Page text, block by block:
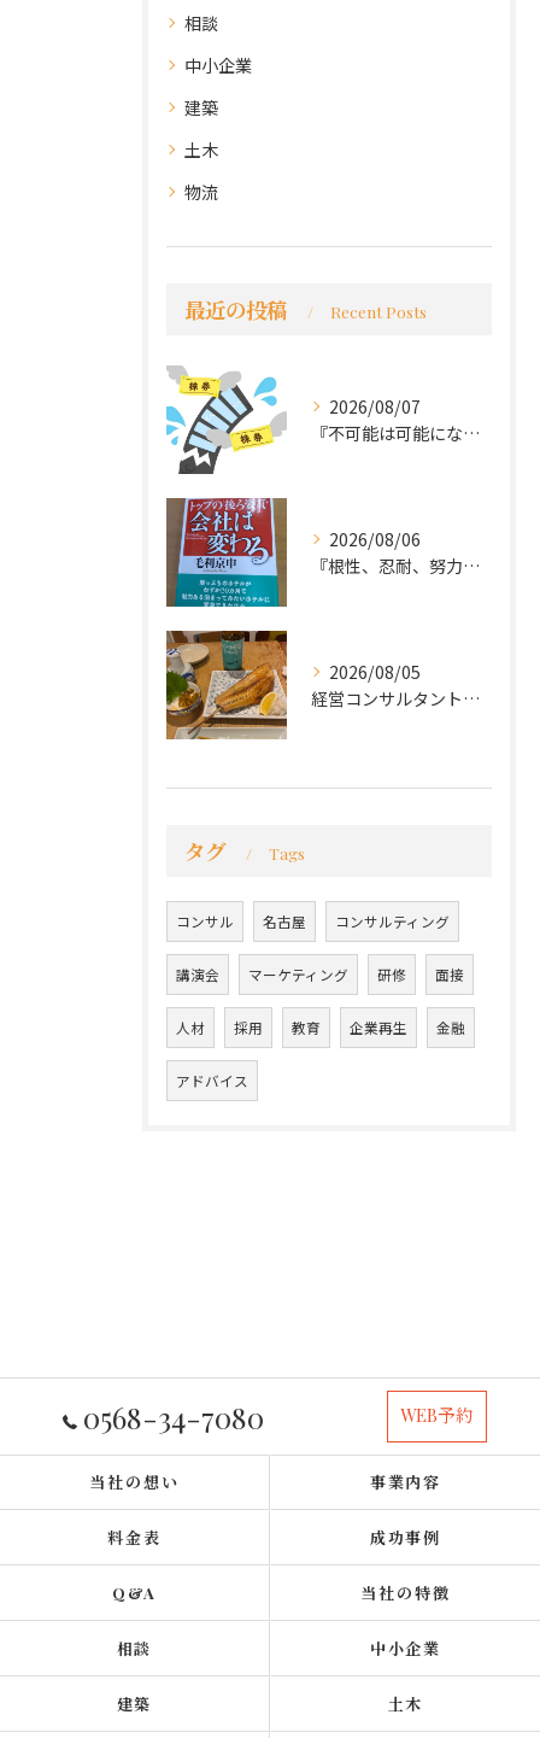
相談
中小企業
建築
土木
物流
最近の投稿 Recent Posts
2026/08/07
『不可能は可能になる』
2026/08/06
『根性、忍耐、努力という言葉は死語なのか』
2026/08/05
経営コンサルタントのモーちゃん・毛利京申です。
タグ Tags
コンサル 名古屋 コンサルティング
講演会 マーケティング 研修 面接
人材 採用 教育 企業再生 金融
アドバイス
0568-34-7080 WEB予約
当社の想い 事業内容
料金表 成功事例
Q&A 当社の特徴
相談 中小企業
建築 土木